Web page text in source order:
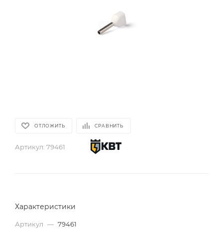
ОТЛОЖИТЬ СРАВНИТЬ
Артикул: 79461
Характеристики
Артикул — 79461